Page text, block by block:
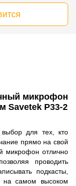
микрофон
Savetek P33-2
для тех, кто
прямо на свой
микрофон отлично
проводить
подкасты,
на самом высоком